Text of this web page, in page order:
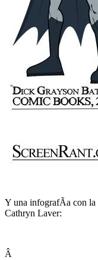
Y una infografÃ­a con
Cathryn Laver:
Â